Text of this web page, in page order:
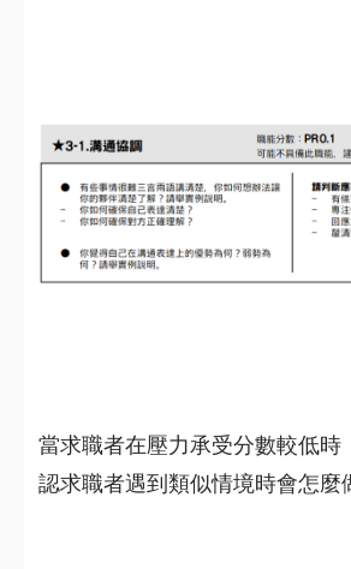
當求職者在壓力承受分數較低時
認求職者遇到類似情境時會怎麼